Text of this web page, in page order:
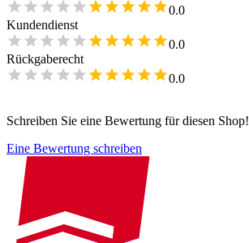
0.0
Kundendienst
0.0
Rückgaberecht
0.0
Schreiben Sie eine Bewertung für diesen Shop!
Eine Bewertung schreiben